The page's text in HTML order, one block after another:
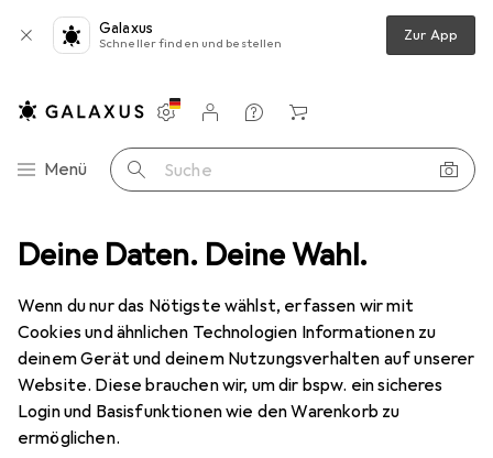
Deine Daten. Deine Wahl.
Wenn du nur das Nötigste wählst, erfassen wir mit
Cookies und ähnlichen Technologien Informationen zu
deinem Gerät und deinem Nutzungsverhalten auf unserer
Website. Diese brauchen wir, um dir bspw. ein sicheres
Login und Basisfunktionen wie den Warenkorb zu
ermöglichen.
Galaxus
Schneller finden und bestellen Zur App
Navigation nach Kategorien
Menü Suche
Einstellungen
Kundenkonto
Vergleichslisten
Merklisten
Warenkorb
Kleber Klebeband Coroplast PVCElektroIsolierband
MENGENRABATT
EUR
6,42 SpareEUR
6,–